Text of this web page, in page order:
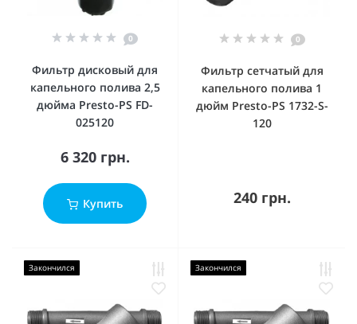
0
Фильтр дисковый для
капельного полива 2,5
дюйма Presto-PS FD-
025120
6 320 грн.
Купить
0
Фильтр сетчатый для
капельного полива 1
дюйм Presto-PS 1732-S-
120
240 грн.
Закончился Закончился